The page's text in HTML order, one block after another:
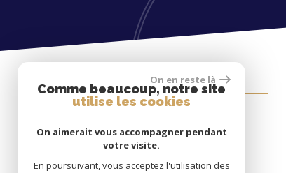
adhérents
On en reste là
Comme beaucoup, notre site
utilise les cookies
On aimerait vous accompagner pendant
votre visite.
En poursuivant, vous acceptez l'utilisation des